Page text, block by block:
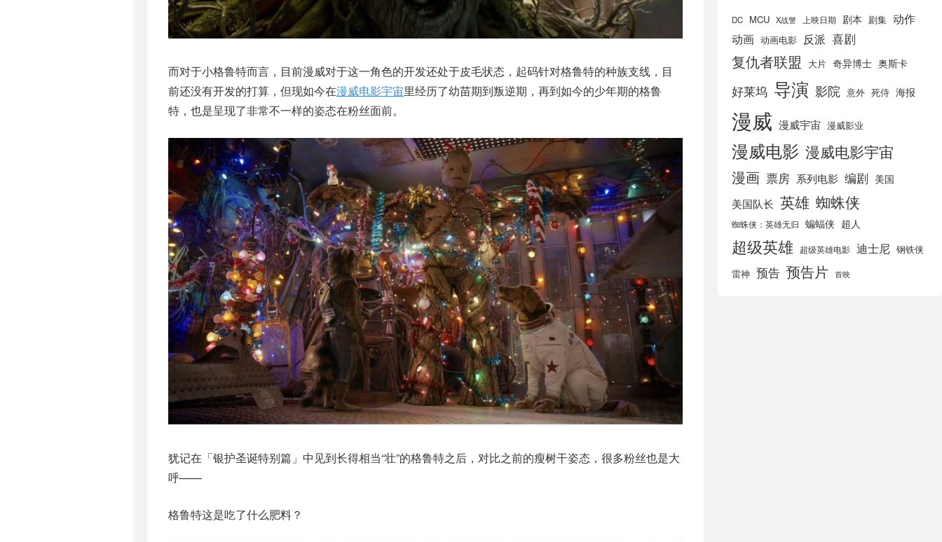
而对于小格鲁特而言，目前漫威对于这一角色的开发还处于皮毛状态，起码针对格鲁特的种族支线，目
前还没有开发的打算，但现如今在漫威电影宇宙里经历了幼苗期到叛逆期，再到如今的少年期的格鲁
特，也是呈现了非常不一样的姿态在粉丝面前。
犹记在「银护圣诞特别篇」中见到长得相当“壮”的格鲁特之后，对比之前的瘦树干姿态，很多粉丝也是大
呼——
格鲁特这是吃了什么肥料？
DC MCU X战警 上映日期 剧本 剧集 动作
动画 动画电影 反派 喜剧
复仇者联盟 大片 奇异博士 奥斯卡
好莱坞 导演 影院 意外 死侍 海报
漫威 漫威宇宙 漫威影业
漫威电影 漫威电影宇宙
漫画 票房 系列电影 编剧 美国
美国队长 英雄 蜘蛛侠
蜘蛛侠：英雄无归 蝙蝠侠 超人
超级英雄 超级英雄电影 迪士尼 钢铁侠
雷神 预告 预告片 首映